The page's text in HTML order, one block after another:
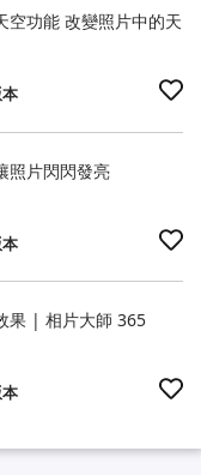
空功能 改變照片中的天
照片閃閃發亮
果 | 相片大師 365